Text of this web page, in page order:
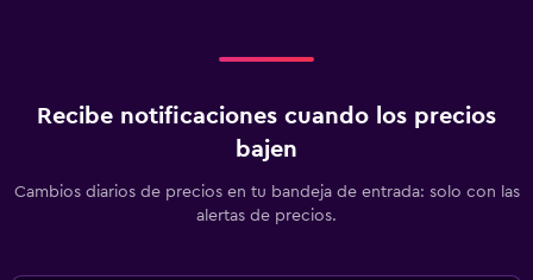
Recibe notificaciones cuando los precios
bajen
Cambios diarios de precios en tu bandeja de entrada: solo con las
alertas de precios.